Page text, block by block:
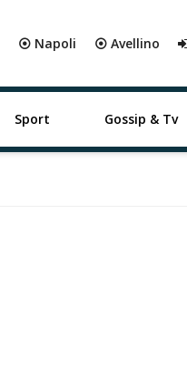
⦿ Napoli ⦿ Avellino
Sport Gossip & Tv